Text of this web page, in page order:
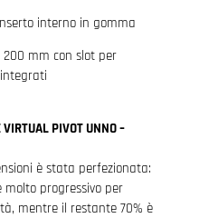
interno in gomma
200 mm con slot per
PIVOT UNNO –
è stata perfezionata:
progressivo per
mentre il restante 70% è